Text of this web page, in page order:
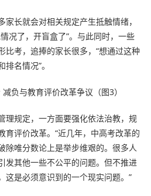
长就会对相关规定产生抵触情绪，
况了，开盲盒了”。与此同时，一些
比考，追捧的家长很多，“想通过这种
名情况”。
理规定，一方面要强化依法治教，规
育评价改革。“近几年，中高考改革的
除唯分数论上是举步维艰的。很多人
发其他一些不公平的问题。但不推进
这是必须意识到的一个现实问题。”